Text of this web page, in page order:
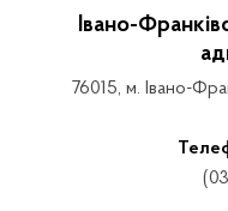
Івано-
76015, м. Івано-